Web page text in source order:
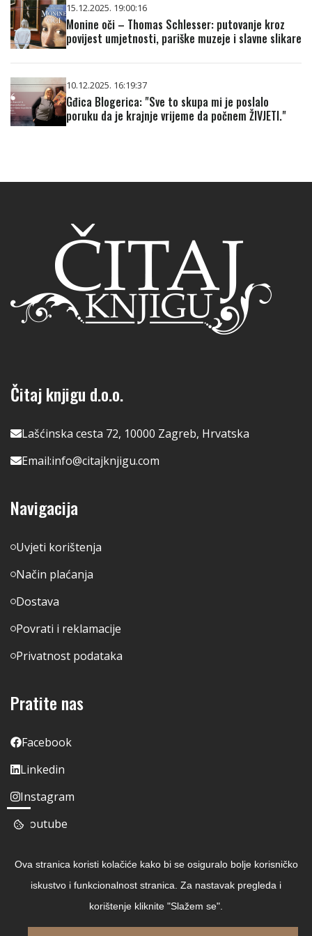
15.12.2025. 19:00:16
Monine oči – Thomas Schlesser: putovanje kroz
povijest umjetnosti, pariške muzeje i slavne slikare
10.12.2025. 16:19:37
Gđica Blogerica: "Sve to skupa mi je poslalo
poruku da je krajnje vrijeme da počnem ŽIVJETI."
Čitaj knjigu d.o.o.
Lašćinska cesta 72, 10000 Zagreb, Hrvatska
Email:info@citajknjigu.com
Navigacija
Uvjeti korištenja
Način plaćanja
Dostava
Povrati i reklamacije
Privatnost podataka
Pratite nas
Facebook
Linkedin
Instagram
Youtube
Ova stranica koristi kolačiće kako bi se osiguralo bolje korisničko
iskustvo i funkcionalnost stranica. Za nastavak pregleda i
korištenje kliknite "Slažem se".